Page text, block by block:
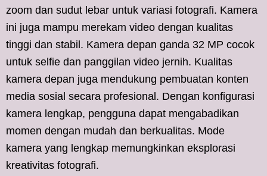
zoom dan sudut lebar untuk variasi fotografi. Kamera
ini juga mampu merekam video dengan kualitas
tinggi dan stabil. Kamera depan ganda 32 MP cocok
untuk selfie dan panggilan video jernih. Kualitas
kamera depan juga mendukung pembuatan konten
media sosial secara profesional. Dengan konfigurasi
kamera lengkap, pengguna dapat mengabadikan
momen dengan mudah dan berkualitas. Mode
kamera yang lengkap memungkinkan eksplorasi
kreativitas fotografi.